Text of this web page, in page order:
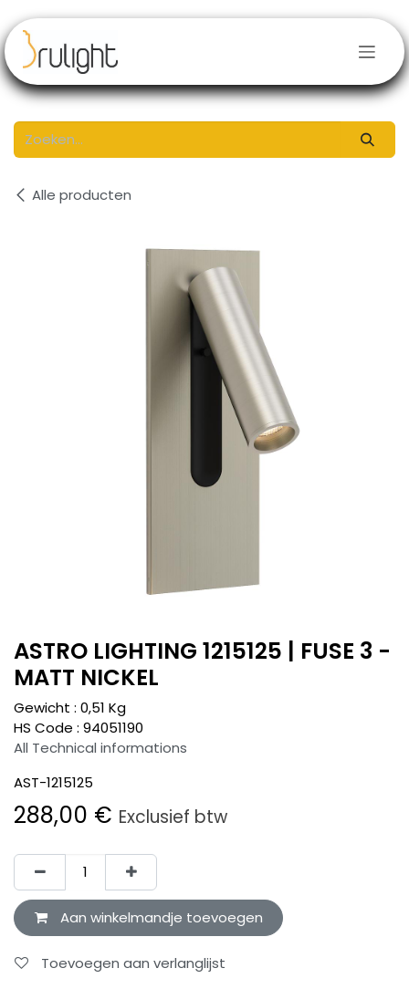
Alle producten
ASTRO LIGHTING 1215125 | FUSE 3 -
MATT NICKEL
Gewicht : 0,51 Kg
HS Code : 94051190
All Technical informations
AST-1215125
288,00 € Exclusief btw
Aan winkelmandje toevoegen
Toevoegen aan verlanglijst